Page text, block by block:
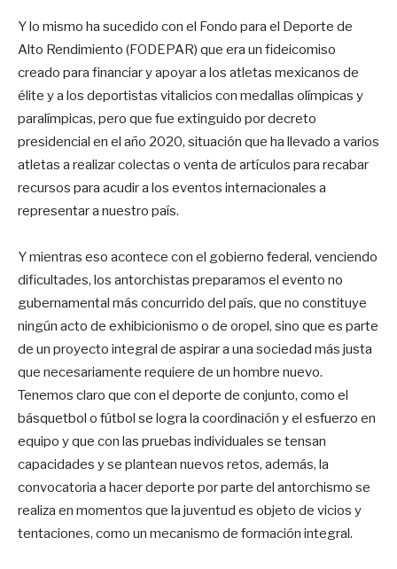
Y lo mismo ha sucedido con el Fondo para el Deporte de
Alto Rendimiento (FODEPAR) que era un fideicomiso
creado para financiar y apoyar a los atletas mexicanos de
élite y a los deportistas vitalicios con medallas olímpicas y
paralímpicas, pero que fue extinguido por decreto
presidencial en el año 2020, situación que ha llevado a varios
atletas a realizar colectas o venta de artículos para recabar
recursos para acudir a los eventos internacionales a
representar a nuestro país.
Y mientras eso acontece con el gobierno federal, venciendo
dificultades, los antorchistas preparamos el evento no
gubernamental más concurrido del país, que no constituye
ningún acto de exhibicionismo o de oropel, sino que es parte
de un proyecto integral de aspirar a una sociedad más justa
que necesariamente requiere de un hombre nuevo.
Tenemos claro que con el deporte de conjunto, como el
básquetbol o fútbol se logra la coordinación y el esfuerzo en
equipo y que con las pruebas individuales se tensan
capacidades y se plantean nuevos retos, además, la
convocatoria a hacer deporte por parte del antorchismo se
realiza en momentos que la juventud es objeto de vicios y
tentaciones, como un mecanismo de formación integral.